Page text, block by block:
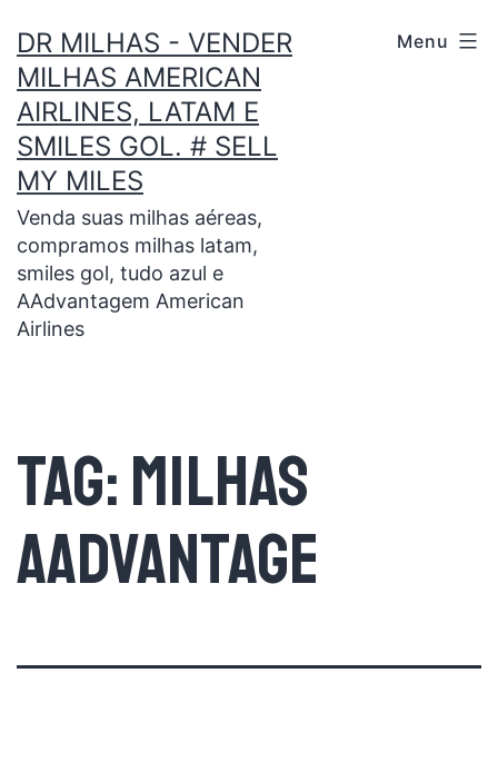
DR MILHAS - VENDER
MILHAS AMERICAN
AIRLINES, LATAM E
SMILES GOL. # SELL
MY MILES
Venda suas milhas aéreas,
compramos milhas latam,
smiles gol, tudo azul e
AAdvantagem American
Airlines
Menu
Tag:Milhas
AAdvantage